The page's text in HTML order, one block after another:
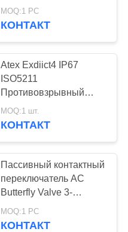
приводящий AC380V
MOQ:1 PC
КОНТАКТ
Atex Exdiict4 IP67
ISO5211
Противовзрывный
электрический
исполнитель для
MOQ:1 шт.
КОНТАКТ
Пассивный контактный
переключатель AC
Butterfly Valve 3-
фазный исполнитель
MOQ:1 PC
КОНТАКТ